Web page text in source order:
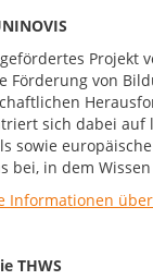
Projekt
Förderung von
sich dabei auf
sowie
bei, in dem
Informationen über
THWS